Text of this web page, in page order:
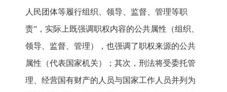
人民团体等履行组织、领导、监督、管理等职
责”，实际上既强调职权内容的公共属性（组织、
领导、监督、管理），也强调了职权来源的公共
属性（代表国家机关）；其次，刑法将受委托管
理、经营国有财产的人员与国家工作人员并列为